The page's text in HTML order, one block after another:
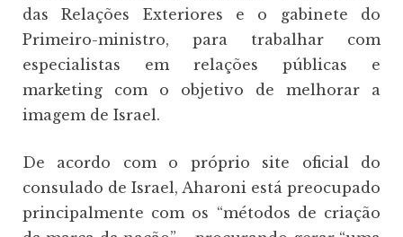
das Relações Exteriores e o gabinete do
Primeiro-ministro, para trabalhar com
especialistas em relações públicas e
marketing com o objetivo de melhorar a
imagem de Israel.
De acordo com o próprio site oficial do
consulado de Israel, Aharoni está preocupado
principalmente com os “métodos de criação